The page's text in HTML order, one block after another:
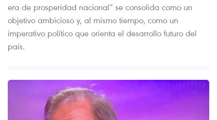
era de prosperidad nacional” se consolida como un
objetivo ambicioso y, al mismo tiempo, como un
imperativo político que orienta el desarrollo futuro del
país.